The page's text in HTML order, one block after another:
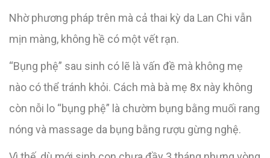
Nhờ phương pháp trên mà cả thai kỳ da Lan Chi vẫn
mịn màng, không hề có một vết rạn.
“Bụng phệ” sau sinh có lẽ là vấn đề mà không mẹ
nào có thể tránh khỏi. Cách mà bà mẹ 8x này không
còn nỗi lo “bụng phệ” là chườm bụng bằng muối rang
nóng và massage da bụng bằng rượu gừng nghệ.